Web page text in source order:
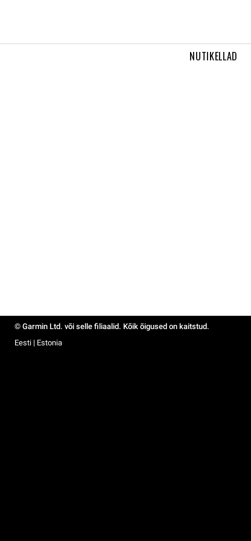
NUTIKELLAD
© Garmin Ltd. või selle filiaalid. Kõik õigused on kaitstud.
Eesti | Estonia